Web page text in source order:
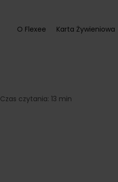
O Flexee Karta Żywieniowa
Czas czytania: 13 min